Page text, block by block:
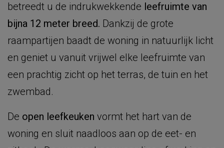
betreedt u de indrukwekkende leefruimte van
bijna 12 meter breed. Dankzij de grote
raampartijen baadt de woning in natuurlijk licht
en geniet u vanuit vrijwel elke leefruimte van
een prachtig zicht op het terras, de tuin en het
zwembad.
De open leefkeuken vormt het hart van de
woning en sluit naadloos aan op de eet- en